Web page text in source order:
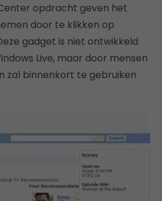
opdracht geven het
door te klikken op
gadget is niet ontwikkeld
Live, maar door mensen
zal binnenkort te gebruiken